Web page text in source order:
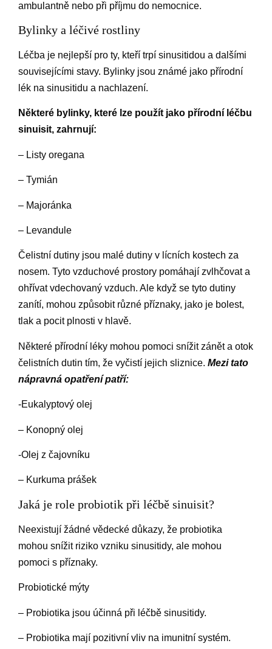
ambulantně nebo při příjmu do nemocnice.
Bylinky a léčivé rostliny
Léčba je nejlepší pro ty, kteří trpí sinusitidou a dalšími
souvisejícími stavy. Bylinky jsou známé jako přírodní
lék na sinusitidu a nachlazení.
Některé bylinky, které lze použít jako přírodní léčbu
sinuisit, zahrnují:
– Listy oregana
– Tymián
– Majoránka
– Levandule
Čelistní dutiny jsou malé dutiny v lícních kostech za
nosem. Tyto vzduchové prostory pomáhají zvlhčovat a
ohřívat vdechovaný vzduch. Ale když se tyto dutiny
zanítí, mohou způsobit různé příznaky, jako je bolest,
tlak a pocit plnosti v hlavě.
Některé přírodní léky mohou pomoci snížit zánět a otok
čelistních dutin tím, že vyčistí jejich sliznice. Mezi tato
nápravná opatření patří:
-Eukalyptový olej
– Konopný olej
-Olej z čajovníku
– Kurkuma prášek
Jaká je role probiotik při léčbě sinuisit?
Neexistují žádné vědecké důkazy, že probiotika
mohou snížit riziko vzniku sinusitidy, ale mohou
pomoci s příznaky.
Probiotické mýty
– Probiotika jsou účinná při léčbě sinusitidy.
– Probiotika mají pozitivní vliv na imunitní systém.